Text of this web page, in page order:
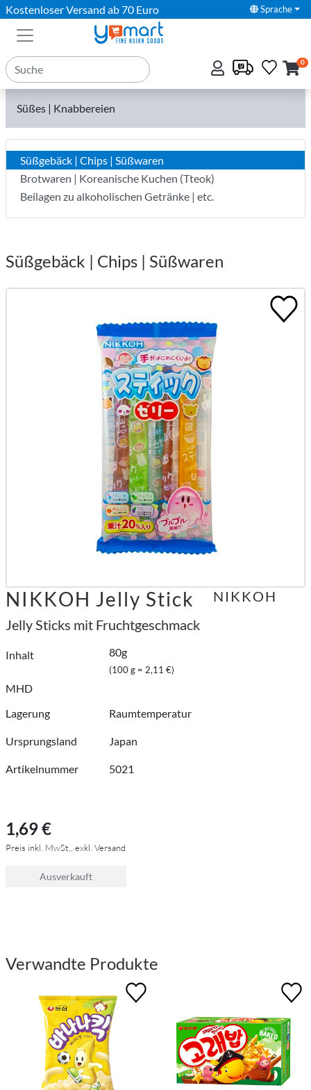
Kostenloser Versand ab 70 Euro Sprache
0
Süßes | Knabbereien
Süßgebäck | Chips | Süßwaren
Brotwaren | Koreanische Kuchen (Tteok)
Beilagen zu alkoholischen Getränke | etc.
Süßgebäck | Chips | Süßwaren
NIKKOH Jelly Stick
Jelly Sticks mit Fruchtgeschmack
Inhalt 80g
(100 g = 2,11 €)
MHD
Lagerung
Raumtemperatur
Ursprungsland Japan
Artikelnummer 5021
NIKKOH
1,69 €
Preis inkl. MwSt., exkl. Versand
Ausverkauft
Verwandte Produkte